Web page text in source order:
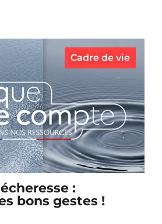
Cadre de vie
:
bons gestes !